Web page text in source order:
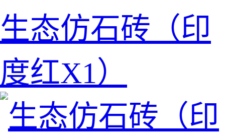
生态仿石砖（印
度红X1）